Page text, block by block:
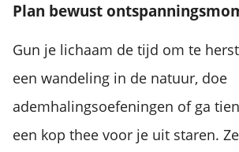
Plan bewust
Gun je lichaam de tijd om te
een wandeling in de natuur, doe
ademhalingsoefeningen of ga
een kop thee voor je uit staren.